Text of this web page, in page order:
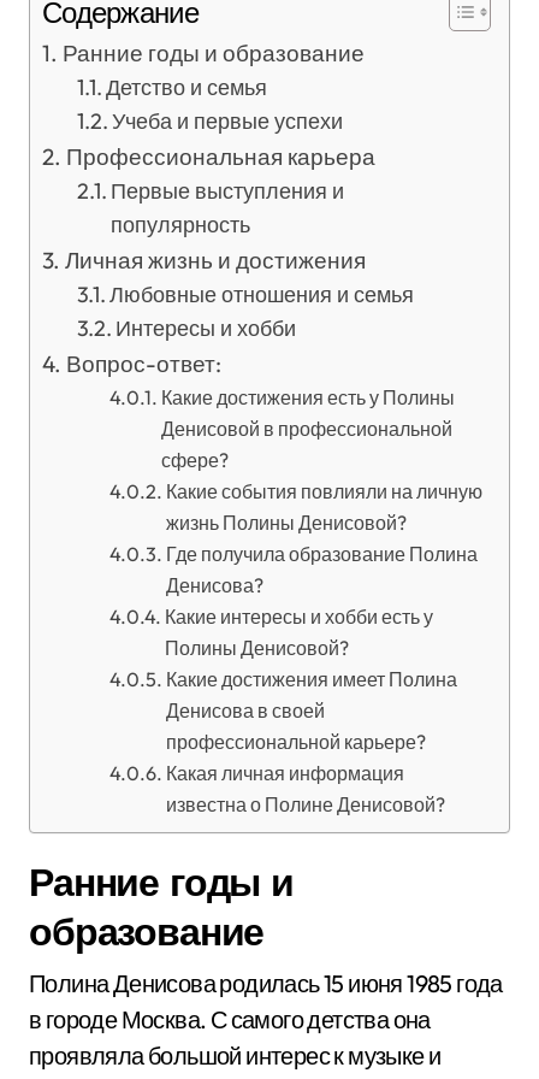
Содержание
Ранние годы и образование
Детство и семья
Учеба и первые успехи
Профессиональная карьера
Первые выступления и
популярность
Личная жизнь и достижения
Любовные отношения и семья
Интересы и хобби
Вопрос-ответ:
Какие достижения есть у Полины
Денисовой в профессиональной
сфере?
Какие события повлияли на личную
жизнь Полины Денисовой?
Где получила образование Полина
Денисова?
Какие интересы и хобби есть у
Полины Денисовой?
Какие достижения имеет Полина
Денисова в своей
профессиональной карьере?
Какая личная информация
известна о Полине Денисовой?
Ранние годы и
образование
Полина Денисова родилась 15 июня 1985 года
в городе Москва. С самого детства она
проявляла большой интерес к музыке и